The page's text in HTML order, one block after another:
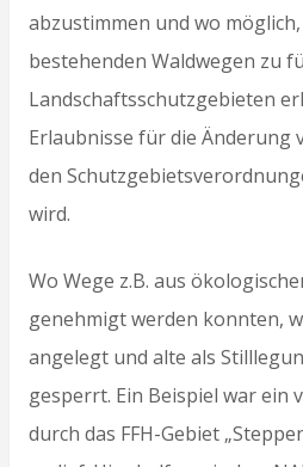
abzustimmen und wo
bestehenden Waldwegen zu
Landschaftsschutzgebieten
Erlaubnisse für die Änderung
den
wird.
Wo Wege z.B. aus
genehmigt werden konnten,
angelegt und alte als
gesperrt. Ein Beispiel war ein
durch das FFH-Gebiet